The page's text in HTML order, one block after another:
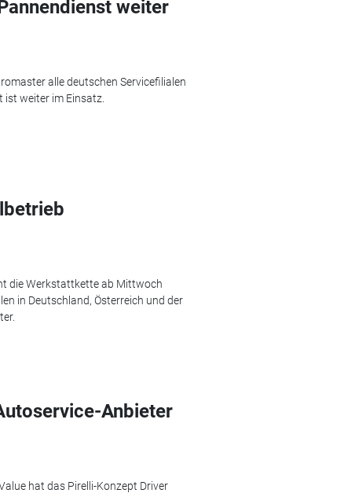
weiter
alle deutschen Servicefilialen
weiter im Einsatz.
die Werkstattkette ab Mittwoch
in Deutschland, Österreich und der
Anbieter
hat das Pirelli-Konzept Driver